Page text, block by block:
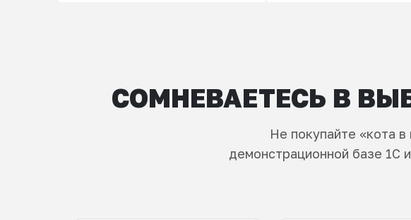
СОМНЕВАЕТЕСЬ В
Не покупайте «кота
демонстрационной базе 1С